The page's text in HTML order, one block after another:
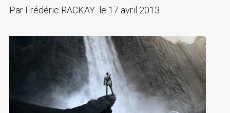
ParFrédéric RACKAY le 17 avril 2013